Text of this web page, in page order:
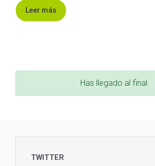
Leer más
Has llegado al final
TWITTER